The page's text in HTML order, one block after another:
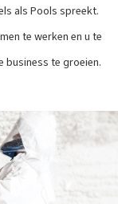
als Pools spreekt.
te werken en u te
business te groeien.